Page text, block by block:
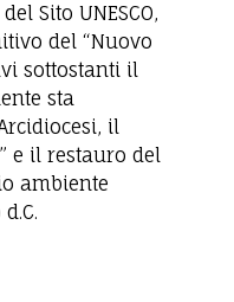
Sito UNESCO,
del “Nuovo
sottostanti il
sta
il
e il restauro del
ambiente